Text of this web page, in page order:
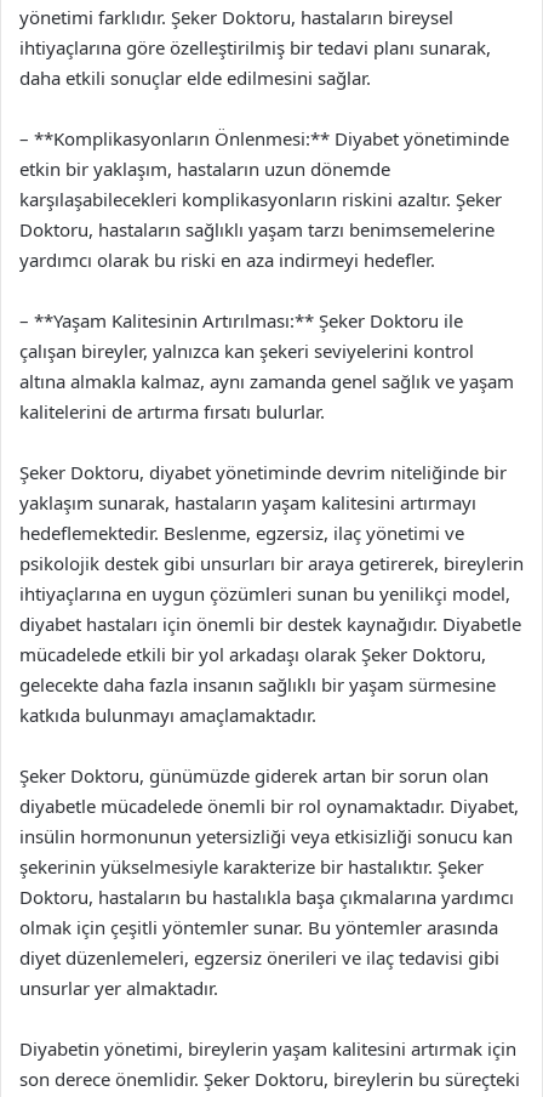
yönetimi farklıdır. Şeker Doktoru, hastaların bireysel
ihtiyaçlarına göre özelleştirilmiş bir tedavi planı sunarak,
daha etkili sonuçlar elde edilmesini sağlar.
– **Komplikasyonların Önlenmesi:** Diyabet yönetiminde
etkin bir yaklaşım, hastaların uzun dönemde
karşılaşabilecekleri komplikasyonların riskini azaltır. Şeker
Doktoru, hastaların sağlıklı yaşam tarzı benimsemelerine
yardımcı olarak bu riski en aza indirmeyi hedefler.
– **Yaşam Kalitesinin Artırılması:** Şeker Doktoru ile
çalışan bireyler, yalnızca kan şekeri seviyelerini kontrol
altına almakla kalmaz, aynı zamanda genel sağlık ve yaşam
kalitelerini de artırma fırsatı bulurlar.
Şeker Doktoru, diyabet yönetiminde devrim niteliğinde bir
yaklaşım sunarak, hastaların yaşam kalitesini artırmayı
hedeflemektedir. Beslenme, egzersiz, ilaç yönetimi ve
psikolojik destek gibi unsurları bir araya getirerek, bireylerin
ihtiyaçlarına en uygun çözümleri sunan bu yenilikçi model,
diyabet hastaları için önemli bir destek kaynağıdır. Diyabetle
mücadelede etkili bir yol arkadaşı olarak Şeker Doktoru,
gelecekte daha fazla insanın sağlıklı bir yaşam sürmesine
katkıda bulunmayı amaçlamaktadır.
Şeker Doktoru, günümüzde giderek artan bir sorun olan
diyabetle mücadelede önemli bir rol oynamaktadır. Diyabet,
insülin hormonunun yetersizliği veya etkisizliği sonucu kan
şekerinin yükselmesiyle karakterize bir hastalıktır. Şeker
Doktoru, hastaların bu hastalıkla başa çıkmalarına yardımcı
olmak için çeşitli yöntemler sunar. Bu yöntemler arasında
diyet düzenlemeleri, egzersiz önerileri ve ilaç tedavisi gibi
unsurlar yer almaktadır.
Diyabetin yönetimi, bireylerin yaşam kalitesini artırmak için
son derece önemlidir. Şeker Doktoru, bireylerin bu süreçteki